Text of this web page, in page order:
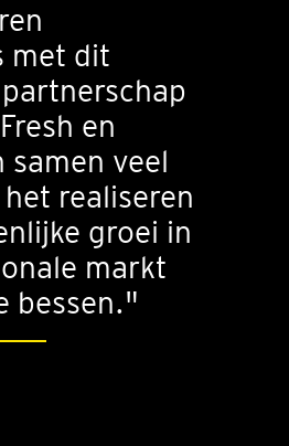
met dit
en
samen veel
realiseren
groei in
markt
bessen."